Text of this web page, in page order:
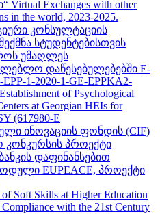
Virtual Exchanges with other
in the world, 2023-2025.
კონსულტაციის
სტუდენტებისთვის
უმაღლეს
დაწესებულებებში E-
EPP-1-2020-1-GE-EPPKA2-
of Psychological
at Georgian HEIs for
(617980-E
ინოვაციის ფონდის (CIF)
კონკურსის პროექტი
დაფინანსებით
EUPEACE, პროექტი
Soft Skills at Higher Education
with the 21st Century